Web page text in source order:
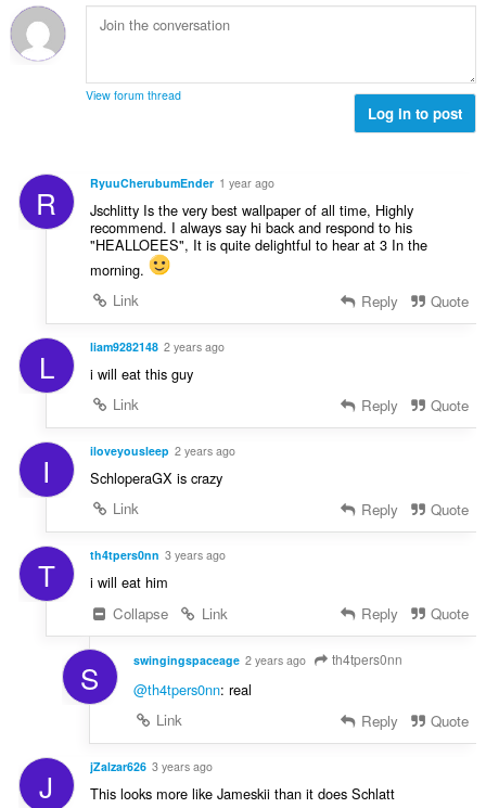
View forum thread
Log in to post
R RyuuCherubumEnder 1 year ago
Jschlitty Is the very best wallpaper of all time, Highly
recommend. I always say hi back and respond to his
"HEALLOEES", It is quite delightful to hear at 3 In the
morning.
Link
Reply Quote
L liam9282148 2 years ago
i will eat this guy
Link
Reply Quote
I iloveyousleep 2 years ago
SchloperaGX is crazy
Link
Reply Quote
T th4tpers0nn 3 years ago
i will eat him
Collapse
Link Reply Quote
S swingingspaceage 2 years ago th4tpers0nn
@th4tpers0nn: real
Link
Reply Quote
J jZalzar626 3 years ago
This looks more like Jameskii than it does Schlatt